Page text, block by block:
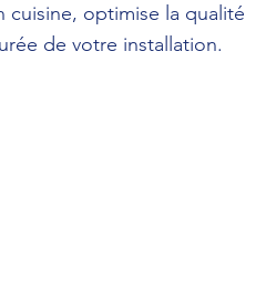
cuisine, optimise la qualité
de votre installation.